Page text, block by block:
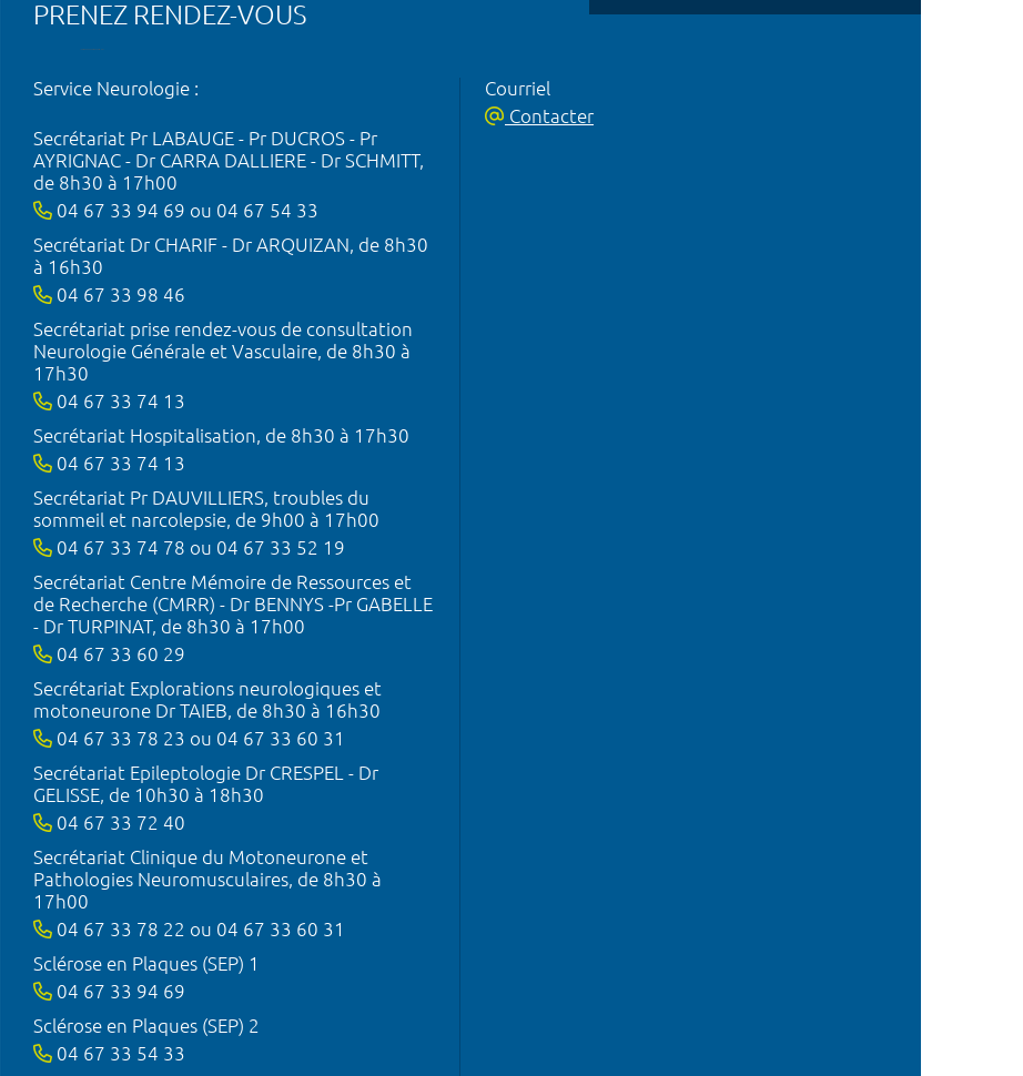
PRENEZ RENDEZ-VOUS
Service Neurologie :
Secrétariat Pr LABAUGE - Pr DUCROS - Pr
AYRIGNAC - Dr CARRA DALLIERE - Dr SCHMITT,
de 8h30 à 17h00
04 67 33 94 69 ou 04 67 54 33
Secrétariat Dr CHARIF - Dr ARQUIZAN, de 8h30
à 16h30
04 67 33 98 46
Secrétariat prise rendez-vous de consultation
Neurologie Générale et Vasculaire, de 8h30 à
17h30
04 67 33 74 13
Secrétariat Hospitalisation, de 8h30 à 17h30
04 67 33 74 13
Secrétariat Pr DAUVILLIERS, troubles du
sommeil et narcolepsie, de 9h00 à 17h00
04 67 33 74 78 ou 04 67 33 52 19
Secrétariat Centre Mémoire de Ressources et
de Recherche (CMRR) - Dr BENNYS -Pr GABELLE
- Dr TURPINAT, de 8h30 à 17h00
04 67 33 60 29
Secrétariat Explorations neurologiques et
motoneurone Dr TAIEB, de 8h30 à 16h30
04 67 33 78 23 ou 04 67 33 60 31
Secrétariat Epileptologie Dr CRESPEL - Dr
GELISSE, de 10h30 à 18h30
04 67 33 72 40
Secrétariat Clinique du Motoneurone et
Pathologies Neuromusculaires, de 8h30 à
17h00
04 67 33 78 22 ou 04 67 33 60 31
Sclérose en Plaques (SEP) 1
04 67 33 94 69
Sclérose en Plaques (SEP) 2
04 67 33 54 33
Courriel
Contacter